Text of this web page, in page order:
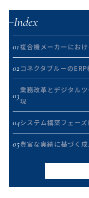
Index
01複合機メーカーにお
02コネクタブルーの
03
業務改革とデジタル
現
04システム構築フェー
05豊富な実績に基づく